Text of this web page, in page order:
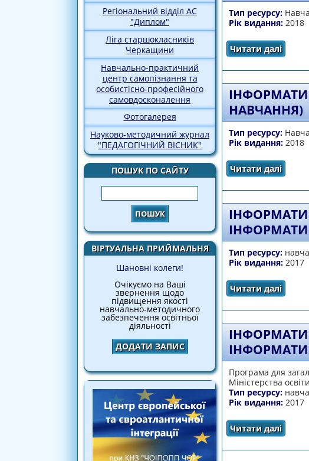
Регіональний відділ АС
"Диплом"
Ліга старшокласників
Черкащини
Навчально-практичний
центр самопізнання та
особистісно-професійного
самовдосконалення
Фотогалерея
Науково-методичний журнал
"ПЕДАГОГІЧНИЙ ВІСНИК"
ПОШУК ПО САЙТУ
Пошук
ВІРТУАЛЬНА ПРИЙМАЛЬНЯ
Шановні колеги!
Очікуємо на Ваші
звернення щодо
підвищення якості
навчально-методичного
забезпечення освітньої
діяльності
ДОДАТИ ЗАПИС
Тип ресурсу:
Рік видання: 2018
Читати далі
НАВЧАННЯ)
Тип ресурсу:
Рік видання: 2018
Читати даліпро
Тип ресурсу:
Рік видання: 2017
Читати даліпро
Програма для
Міністерства
Тип ресурсу:
Рік видання: 2017
Читати даліпро